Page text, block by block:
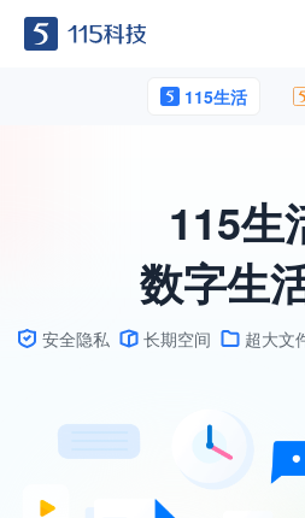
115生活
115生
数字生
安全隐私 长期空间 超大文